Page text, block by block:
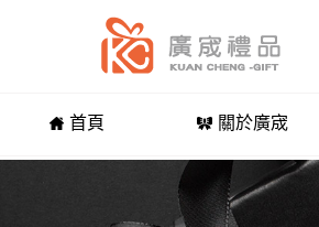
首頁 關於廣宬